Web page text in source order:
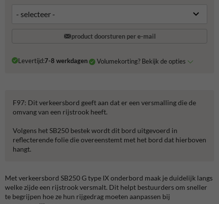
product doorsturen per e-mail
Levertijd:7-8 werkdagen Volumekorting? Bekijk de opties
F97: Dit verkeersbord geeft aan dat er een versmalling die de
omvang van een rijstrook heeft.
Volgens het SB250 bestek wordt dit bord uitgevoerd in
reflecterende folie die overeenstemt met het bord dat hierboven
hangt.
Met verkeersbord SB250 G type IX onderbord maak je duidelijk langs
welke zijde een rijstrook versmalt. Dit helpt bestuurders om sneller
te begrijpen hoe ze hun rijgedrag moeten aanpassen bij